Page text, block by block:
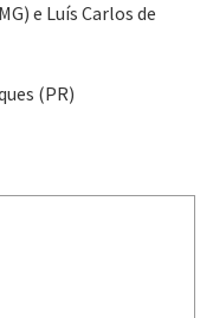
e Luís Carlos de
(PR)